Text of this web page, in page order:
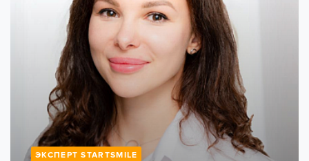
ЭКСПЕРТ STARTSMILE